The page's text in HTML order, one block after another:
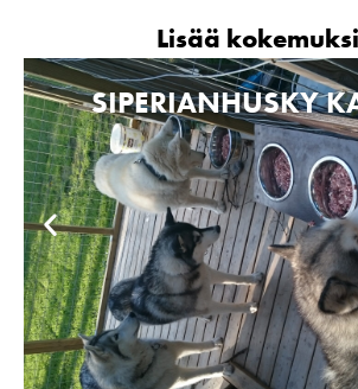
Lisää
SIPERIANHUSKY